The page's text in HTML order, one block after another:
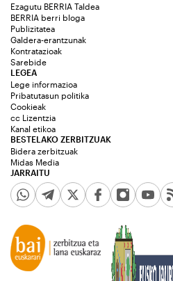
Ezagutu BERRIA Taldea
BERRIA berri bloga
Publizitatea
Galdera-erantzunak
Kontratazioak
Sarebide
JARRAITU
LEGEA
Lege informazioa
Pribatutasun politika
Cookieak
cc Lizentzia
Kanal etikoa
BESTELAKO ZERBITZUAK
Bidera zerbitzuak
Midas Media